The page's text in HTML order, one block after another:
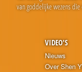
van goddelijke wezens
VIDEO'S
Nieuws
Over Shen